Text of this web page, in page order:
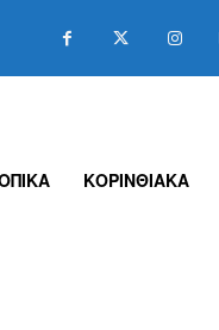
ΚΟΡΙΝΘΙΑΚΑ